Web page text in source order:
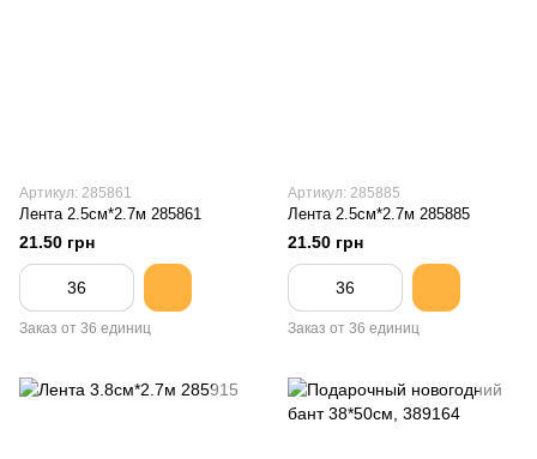
Артикул: 285861
Лента 2.5см*2.7м 285861
21.50 грн
Заказ от 36 единиц
Артикул: 285885
Лента 2.5см*2.7м 285885
21.50 грн
Заказ от 36 единиц